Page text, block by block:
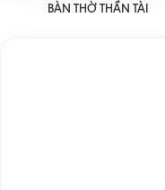
BÀN THỜ THẦN TÀI